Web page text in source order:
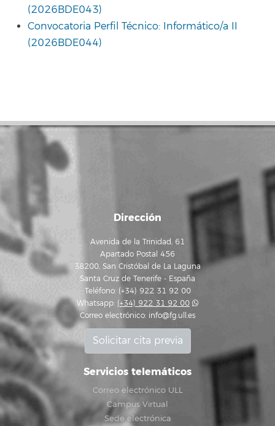
(2026BDE043)
Convocatoria Perfil Técnico: Informático/a II
(2026BDE044)
Dirección
Avenida de la Trinidad, 61
Apartado Postal 456
38200, San Cristóbal de La Laguna
Santa Cruz de Tenerife - España
Teléfono: (+34) 922 31 92 00
Whatsapp: (+34) 922 31 92 00
Correo electrónico: info@fg.ull.es
Solicitar cita previa
Servicios telemáticos
Correo electrónico ULL
Campus Virtual
Sede electrónica